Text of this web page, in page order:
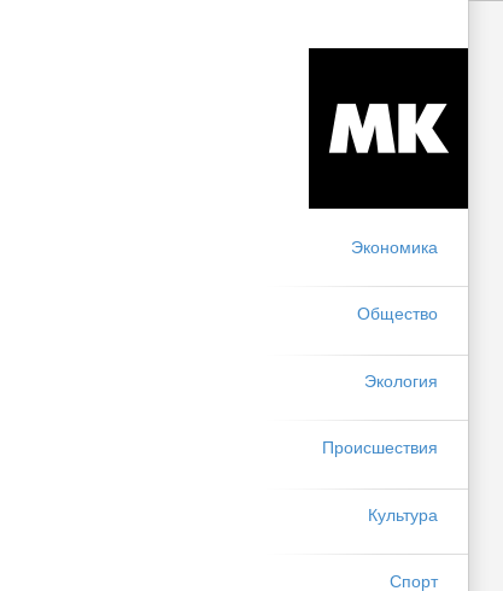
Экономика
Общество
Экология
Происшествия
Культура
Спорт